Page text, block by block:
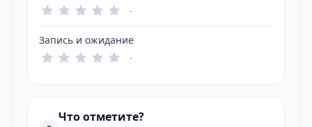
-
Запись и ожидание
-
Что отметите?